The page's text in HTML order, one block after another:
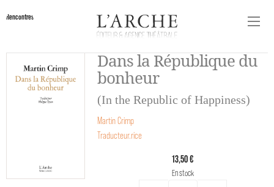
Rencontres
Dans la République du
bonheur
(In the Republic of Happiness)
Martin Crimp
Traducteur.rice
13,50 €
En stock